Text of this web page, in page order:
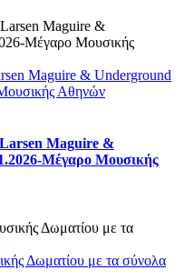
Maguire & Underground
Αθηνών
Maguire &
Μέγαρο Μουσικής
Δωματίου με τα σύνολα